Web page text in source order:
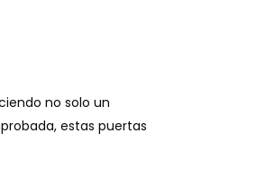
no solo un
estas puertas